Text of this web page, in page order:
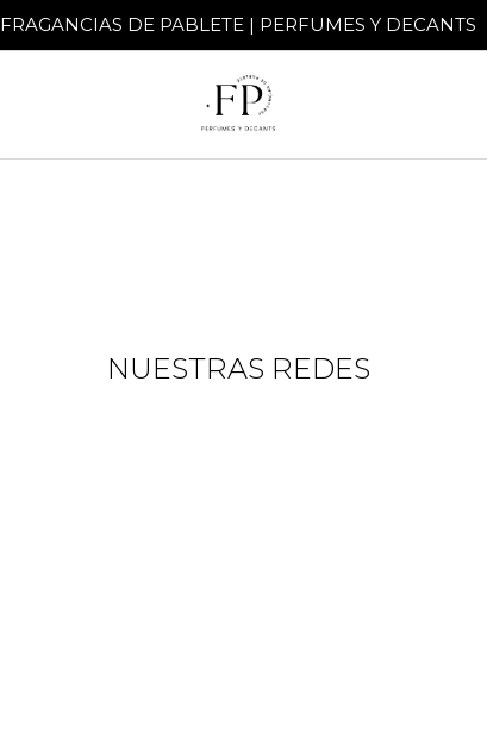
FRAGANCIAS DE PABLETE | PERFUMES Y DECANTS
NUESTRAS REDES